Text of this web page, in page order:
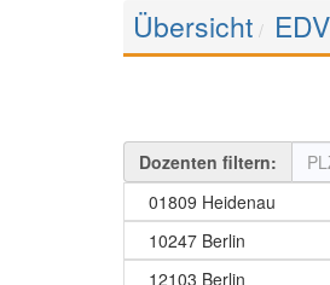
Übersicht EDV
Dozenten filtern:
01809 Heidenau
10247 Berlin
12103 Berlin